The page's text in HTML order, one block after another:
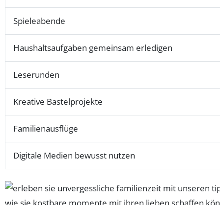
Spieleabende
Haushaltsaufgaben gemeinsam erledigen
Leserunden
Kreative Bastelprojekte
Familienausflüge
Digitale Medien bewusst nutzen